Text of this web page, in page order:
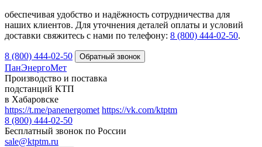
обеспечивая удобство и надёжность сотрудничества для
наших клиентов. Для уточнения деталей оплаты и условий
доставки свяжитесь с нами по телефону: 8 (800) 444‑02‑50.
8 (800) 444-02-50
ПанЭнергоМет
Производство и поставка
подстанций КТП
в Хабаровске
https://t.me/panenergomet https://vk.com/ktptm
8 (800) 444-02-50
Бесплатный звонок по России
sale@ktptm.ru